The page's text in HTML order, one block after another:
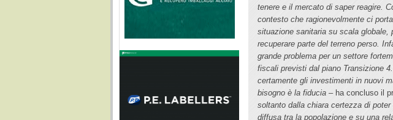
tenere e il mercato di saper reagire.
contesto che ragionevolmente ci
situazione sanitaria su scala globale,
recuperare parte del terreno perso.
grande problema per un settore
fiscali previsti dal piano Transizione
certamente gli investimenti in nuovi
bisogno è la fiducia – ha concluso il
soltanto dalla chiara certezza di
diffusa tra la popolazione e su una